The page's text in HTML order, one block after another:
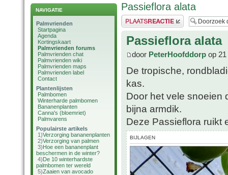
NAVIGATIE
Palmvrienden
Startpagina
Agenda
Kortingskaart
Palmvrienden forums
Palmvrienden chat
Palmvrienden wiki
Palmvrienden maps
Palmvrienden label
Contact
Plantenlijsten
Palmbomen
Winterharde palmbomen
Bananenplanten
Canna's (bloemriet)
Palmvarens
Populairste artikels
1)Verzorging bananenplanten
2)Verzorging van palmen
3)Hoe een bananenplant
beschermen in de winter?
4)De 10 winterhardste
palmbomen ter wereld
5)Zaaien van avocado
Passieflora alata
Plaats een reactie
Passieflora alata
door PeterHoofddorp op
De tropische,
kas.
Door het vele snoeien
bijna armdik.
Deze Passieflora ruikt
BIJLAGEN